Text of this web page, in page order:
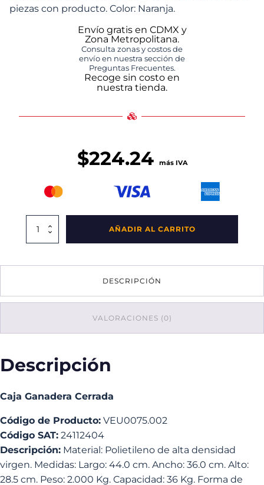
piezas con producto. Color: Naranja.
Envío gratis en CDMX y
Zona Metropolitana.
Consulta zonas y costos de
envío en nuestra sección de
Preguntas Frecuentes.
Recoge sin costo en
nuestra tienda.
$224.24 más IVA
Caja
AÑADIR AL CARRITO
DESCRIPCIÓN
VALORACIONES (0)
Descripción
Caja Ganadera Cerrada
Código de Producto: VEU0075.002
Código SAT: 24112404
Descripción: Material: Polietileno de alta densidad
virgen. Medidas: Largo: 44.0 cm. Ancho: 36.0 cm. Alto:
28.5 cm. Peso: 2.000 Kg. Capacidad: 36 Kg. Forma de